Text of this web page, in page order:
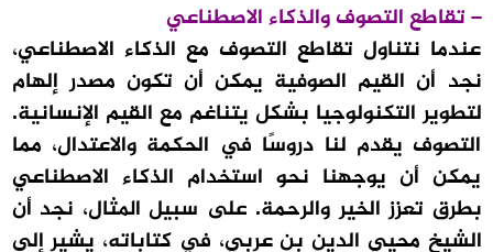
– تقاطع التصوف والذكاء الاصطناعي
عندما نتناول تقاطع التصوف مع الذكاء الاصطناعي،
نجد أن القيم الصوفية يمكن أن تكون مصدر إلهام
لتطوير التكنولوجيا بشكل يتناغم مع القيم الإنسانية.
التصوف يقدم لنا دروسًا في الحكمة والاعتدال، مما
يمكن أن يوجهنا نحو استخدام الذكاء الاصطناعي
بطرق تعزز الخير والرحمة. على سبيل المثال، نجد أن
الشيخ محيي الدين بن عربي، في كتاباته، يشير إلى